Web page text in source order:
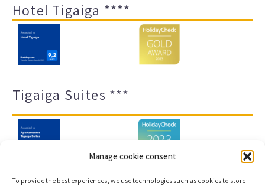
Manage cookie consent
To provide the best experiences, we use technologies such as cookies to store
Hotel Tigaiga ****
Tigaiga Suites ***